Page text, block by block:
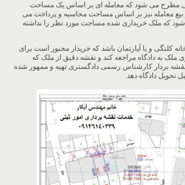
می شود که معامله ای بر اساس یک مساحت
معامله نیز بر اساس مساحت محاسبه و پرداخت می
که ملک خریداری شده مساحت مورد نظر را نداشته
کلنگی و یا آپارتمان باشد که خریدار مجبور است برای
ملک به دادگاه مراجعه کند و نقشه دقیق از ملک که
بردار کارشناس رسمی دادگستری تهیه و ممهور شده
تحویل دادگاه دهد.